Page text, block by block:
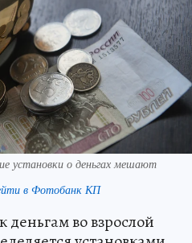
установки о деньгах мешают
в Фотобанк КП
во взрослой